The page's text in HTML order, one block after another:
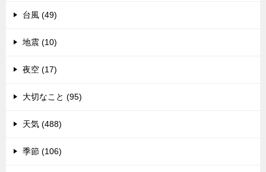
台風 (49)
地震 (10)
夜空 (17)
大切なこと (95)
天気 (488)
季節 (106)